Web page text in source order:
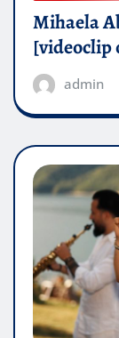
Mihaela
[videoclip
admin